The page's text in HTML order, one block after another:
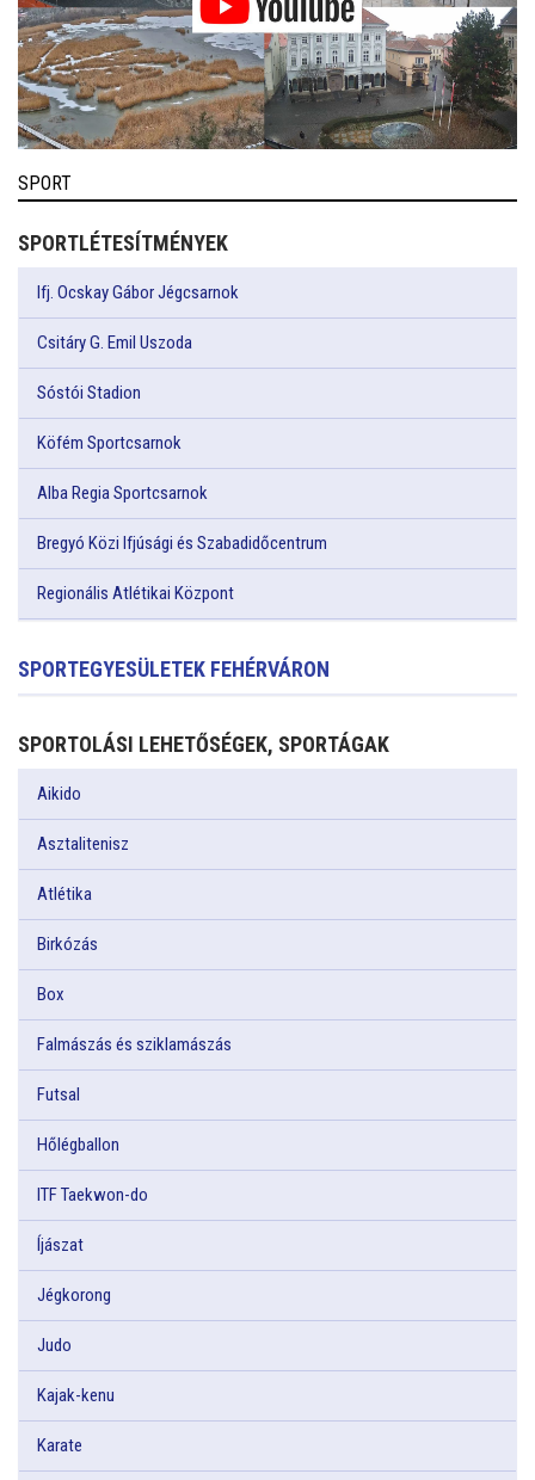
SPORT
SPORTLÉTESÍTMÉNYEK
Ifj. Ocskay Gábor Jégcsarnok
Csitáry G. Emil Uszoda
Sóstói Stadion
Köfém Sportcsarnok
Alba Regia Sportcsarnok
Bregyó Közi Ifjúsági és Szabadidőcentrum
Regionális Atlétikai Központ
SPORTEGYESÜLETEK FEHÉRVÁRON
SPORTOLÁSI LEHETŐSÉGEK, SPORTÁGAK
Aikido
Asztalitenisz
Atlétika
Birkózás
Box
Falmászás és sziklamászás
Futsal
Hőlégballon
ITF Taekwon-do
Íjászat
Jégkorong
Judo
Kajak-kenu
Karate